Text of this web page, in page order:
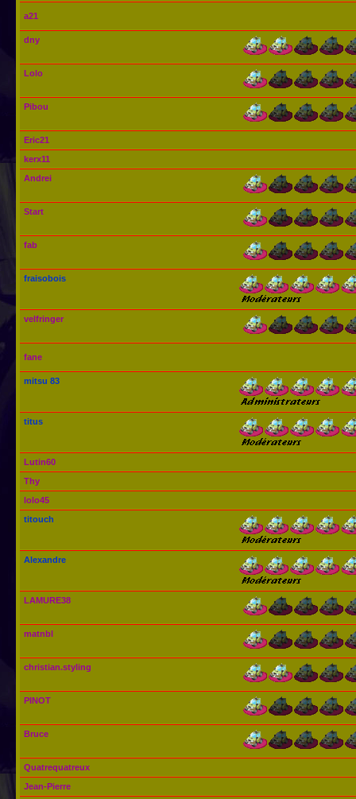
a21
dny
Lolo
Pibou
Eric21
kerx11
Andrei
Start
fab
fraisobois
velfringer
fane
mitsu 83
titus
Lutin60
Thy
lolo45
titouch
Alexandre
LAMURE38
matnbl
christian.styling
PINOT
Bruce
Quatrequatreux
Jean-Pierre